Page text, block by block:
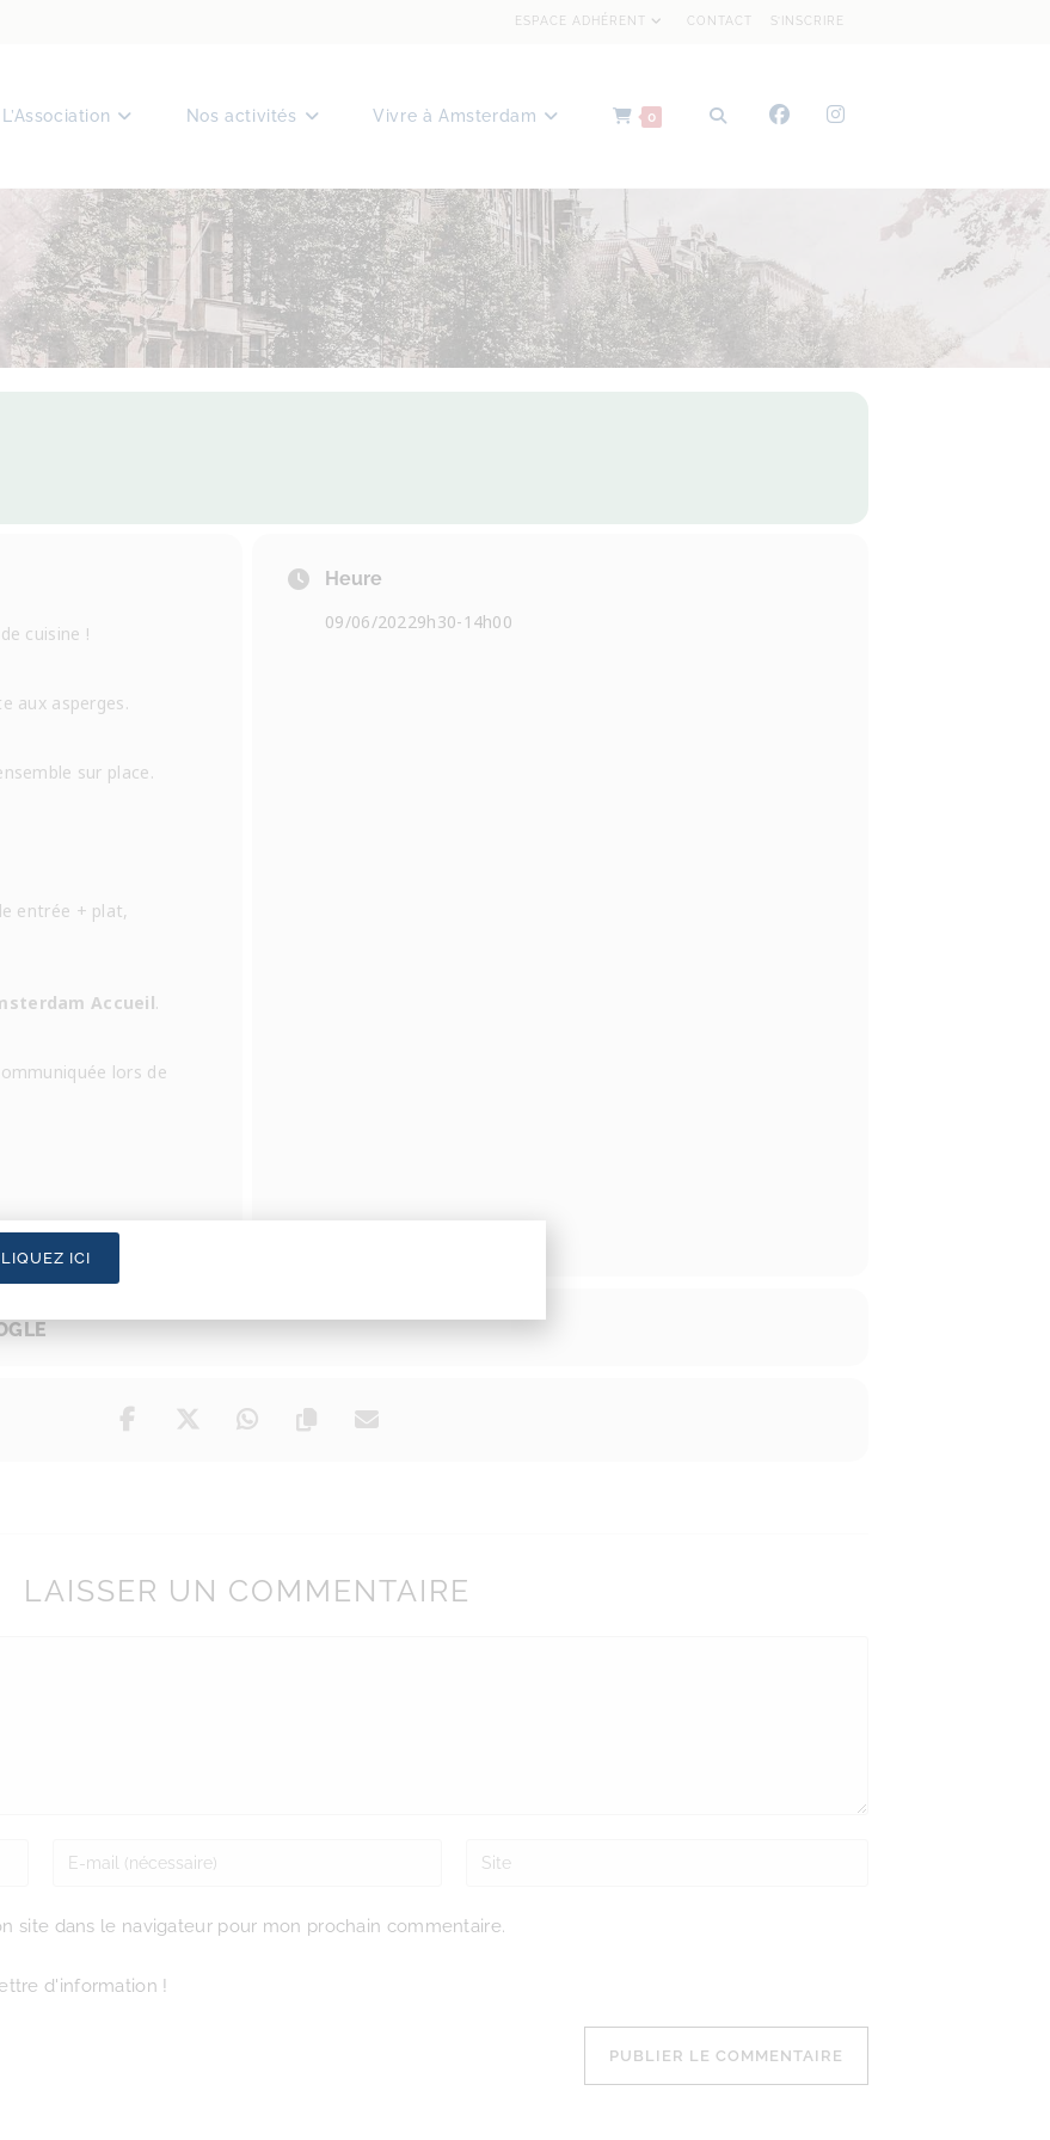
ESPACE ADHÉRENT CONTACT S’INSCRIRE
L’Association Nos activités Vivre à Amsterdam 0
cuisine !
aux asperges.
sur place.
entrée + plat,
Accueil.
lors de
Heure
09/06/20229h30- 14h00
LAISSER UN COMMENTAIRE
site dans le navigateur pour mon prochain commentaire.
d'information !
ICI